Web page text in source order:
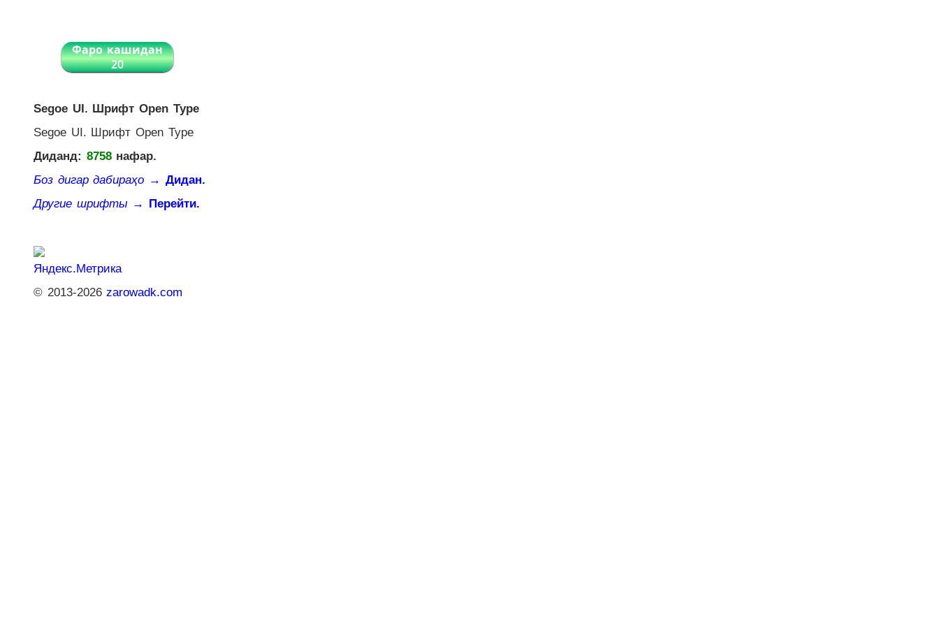
Фаро кашидан
20
Segoe UI. Шрифт Open Type
Segoe UI. Шрифт Open Type
Диданд: 8758нафар.
Боз дигар дабираҳо → Дидан.
Другие шрифты → Перейти.
© 2013-2026zarowadk.com